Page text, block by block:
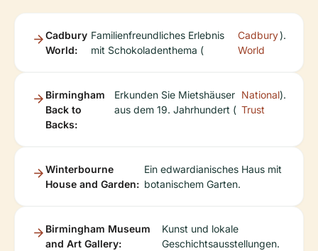
Cadbury
World:
Familienfreundliches Erlebnis
mit Schokoladenthema (
Cadbury
World
).
Birmingham
Back to
Backs:
Erkunden Sie Mietshäuser
aus dem 19. Jahrhundert (
National
Trust
).
Winterbourne
House and Garden:
Ein edwardianisches Haus mit
botanischem Garten.
Birmingham Museum
and Art Gallery:
Kunst und lokale
Geschichtsausstellungen.